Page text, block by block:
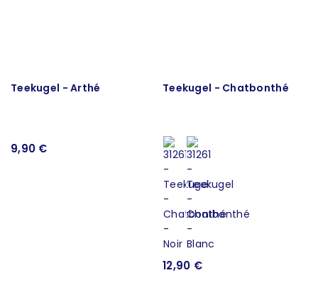
Teekugel - Arthé
9,90 €
Teekugel - Chatbonthé
12,90 €